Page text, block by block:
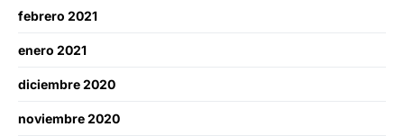
febrero 2021
enero 2021
diciembre 2020
noviembre 2020